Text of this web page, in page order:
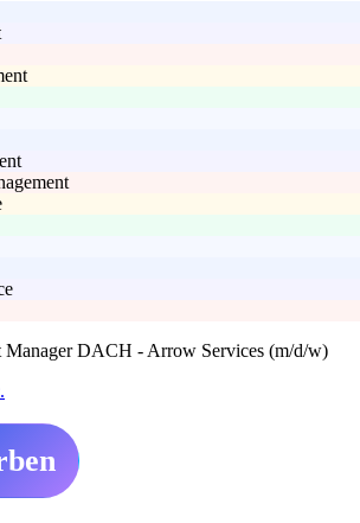
Manager DACH - Arrow Services (m/d/w)